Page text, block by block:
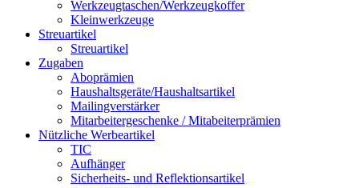
Werkzeugtaschen/Werkzeugkoffer
Kleinwerkzeuge
Streuartikel
Streuartikel
Zugaben
Aboprämien
Haushaltsgeräte/Haushaltsartikel
Mailingverstärker
Mitarbeitergeschenke / Mitabeiterprämien
Nützliche Werbeartikel
TIC
Aufhänger
Sicherheits- und Reflektionsartikel